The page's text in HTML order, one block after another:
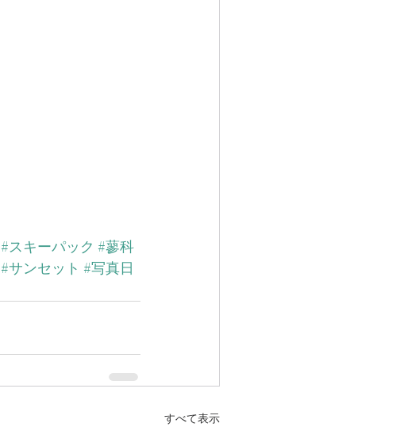
#スキーパック #蓼科
#サンセット #写真日
すべて表示